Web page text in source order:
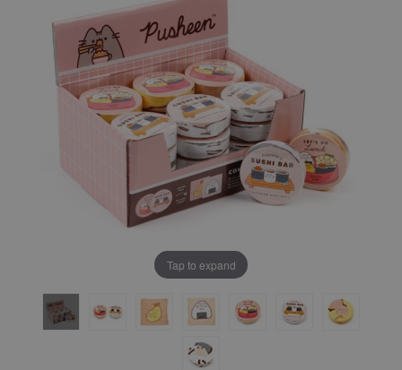
galería
imágenes
galería
imágenes
Tap to expand